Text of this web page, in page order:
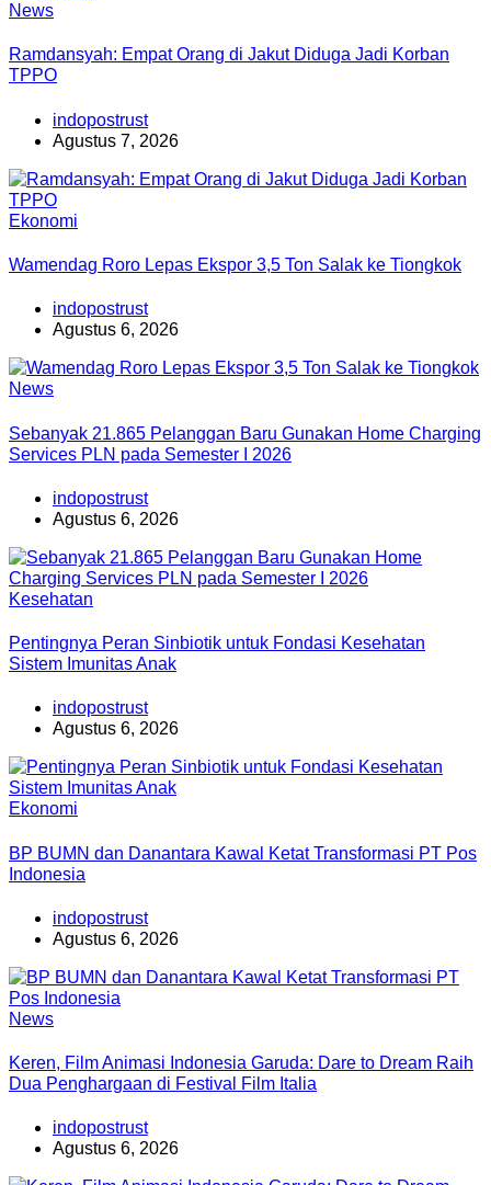
News
Ramdansyah: Empat Orang di Jakut Diduga Jadi Korban
TPPO
indopostrust
Agustus 7, 2026
Ekonomi
Wamendag Roro Lepas Ekspor 3,5 Ton Salak ke Tiongkok
indopostrust
Agustus 6, 2026
News
Sebanyak 21.865 Pelanggan Baru Gunakan Home Charging
Services PLN pada Semester I 2026
indopostrust
Agustus 6, 2026
Kesehatan
Pentingnya Peran Sinbiotik untuk Fondasi Kesehatan
Sistem Imunitas Anak
indopostrust
Agustus 6, 2026
Ekonomi
BP BUMN dan Danantara Kawal Ketat Transformasi PT Pos
Indonesia
indopostrust
Agustus 6, 2026
News
Keren, Film Animasi Indonesia Garuda: Dare to Dream Raih
Dua Penghargaan di Festival Film Italia
indopostrust
Agustus 6, 2026